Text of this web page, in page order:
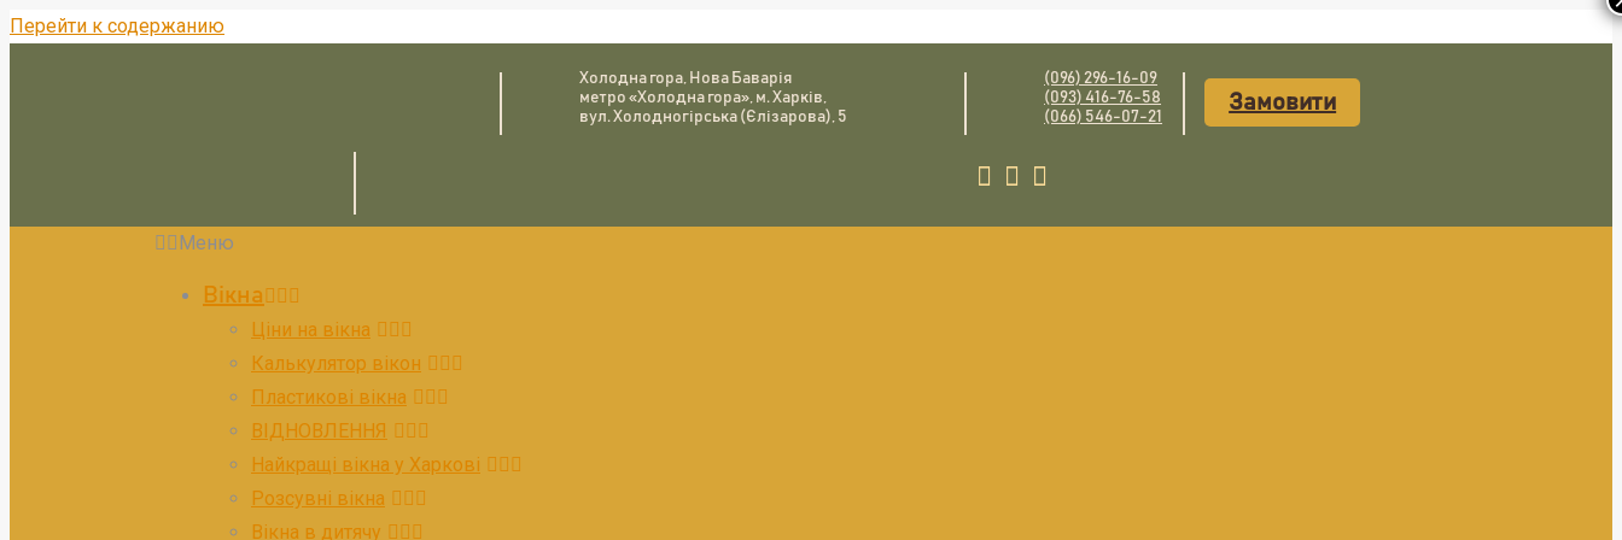
Перейти к содержанию
Холодна гора, Нова Баварія
метро «Холодна гора», м. Харків,
вул. Холодногірська (Єлізарова), 5
(096) 296-16-09
(093) 416-76-58
(066) 546-07-21
Замовити
Меню
Вікна
Ціни на вікна
Калькулятор вікон
Пластикові вікна
ВІДНОВЛЕННЯ
Найкращі вікна у Харкові
Розсувні вікна
Вікна в дитячу